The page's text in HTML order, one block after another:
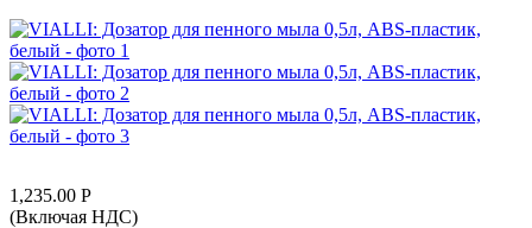
1,235.00 Р
(Включая НДС)